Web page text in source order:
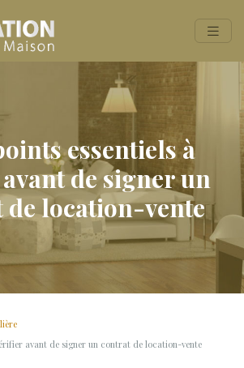
essentiels à
de signer un
location-vente
avant de signer un contrat de location-vente